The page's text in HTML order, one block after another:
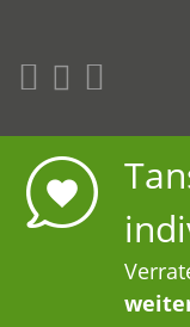
www.abenteuer-
www.uestra-
Digital
HUisHU.